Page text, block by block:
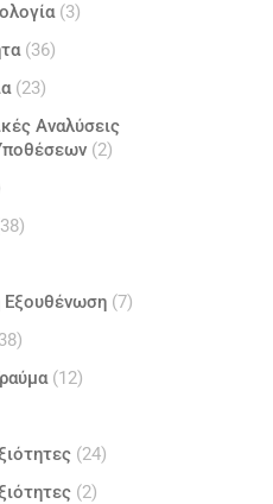
(3)
(36)
(23)
Αναλύσεις
(2)
Εξουθένωση(7)
(12)
(24)
(2)